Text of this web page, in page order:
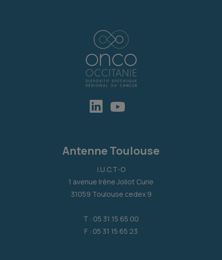
Antenne Toulouse
I.U.C.T-O
1 avenue Irène Joliot Curie
31059 Toulouse cedex 9
T : 05 31 15 65 00
F : 05 31 15 65 23